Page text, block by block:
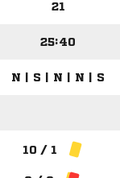
21
25:40
N | S | N | N | S
10 / 1